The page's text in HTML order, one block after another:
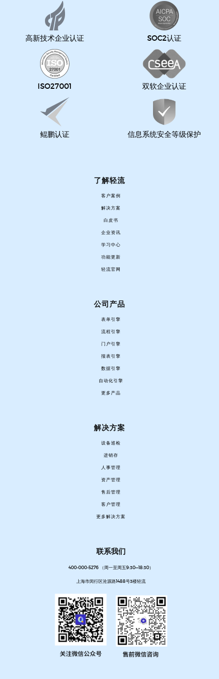
高新技术企业认证 SOC2认证
ISO27001 双软企业认证
鲲鹏认证 信息系统安全等级保护
了解轻流
客户案例
解决方案
白皮书
企业资讯
学习中心
功能更新
轻流官网
公司产品
表单引擎
流程引擎
门户引擎
报表引擎
数据引擎
自动化引擎
更多产品
解决方案
设备巡检
进销存
人事管理
资产管理
售后管理
客户管理
更多解决方案
联系我们
400-000-5276 （周一至周五9:30—18:30）
上海市闵行区沧源路1488号3楼轻流